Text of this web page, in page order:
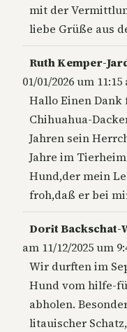
mit der
liebe Grüße aus
Ruth Kemper-
01/01/2026um 11:15
Hallo Einen
Chihuahua-
Jahren sein
Jahre im
Hund,der mein
froh,daß er bei
Dorit Backschat-
am 11/12/2025um
Wir durften im
Hund vom hilfe-
abholen.
litauischer